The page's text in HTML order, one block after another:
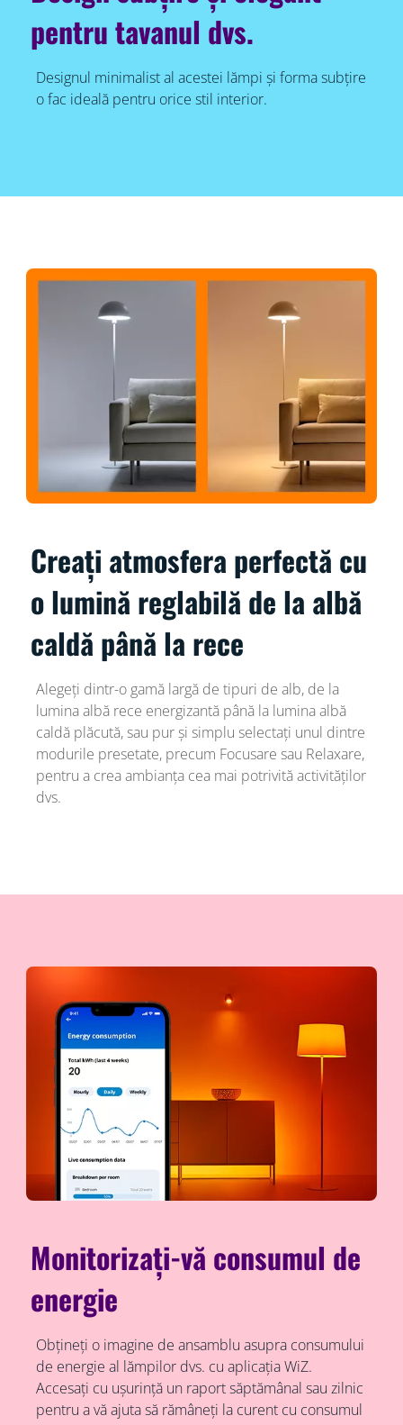
pentru tavanul dvs.
Designul minimalist al acestei lămpi și forma subțire
o fac ideală pentru orice stil interior.
Creați atmosfera perfectă cu
o lumină reglabilă de la albă
caldă până la rece
Alegeți dintr-o gamă largă de tipuri de alb, de la
lumina albă rece energizantă până la lumina albă
caldă plăcută, sau pur și simplu selectați unul dintre
modurile presetate, precum Focusare sau Relaxare,
pentru a crea ambianța cea mai potrivită activităților
dvs.
Monitorizați-vă consumul de
energie
Obțineți o imagine de ansamblu asupra consumului
de energie al lămpilor dvs. cu aplicația WiZ.
Accesați cu ușurință un raport săptămânal sau zilnic
pentru a vă ajuta să rămâneți la curent cu consumul